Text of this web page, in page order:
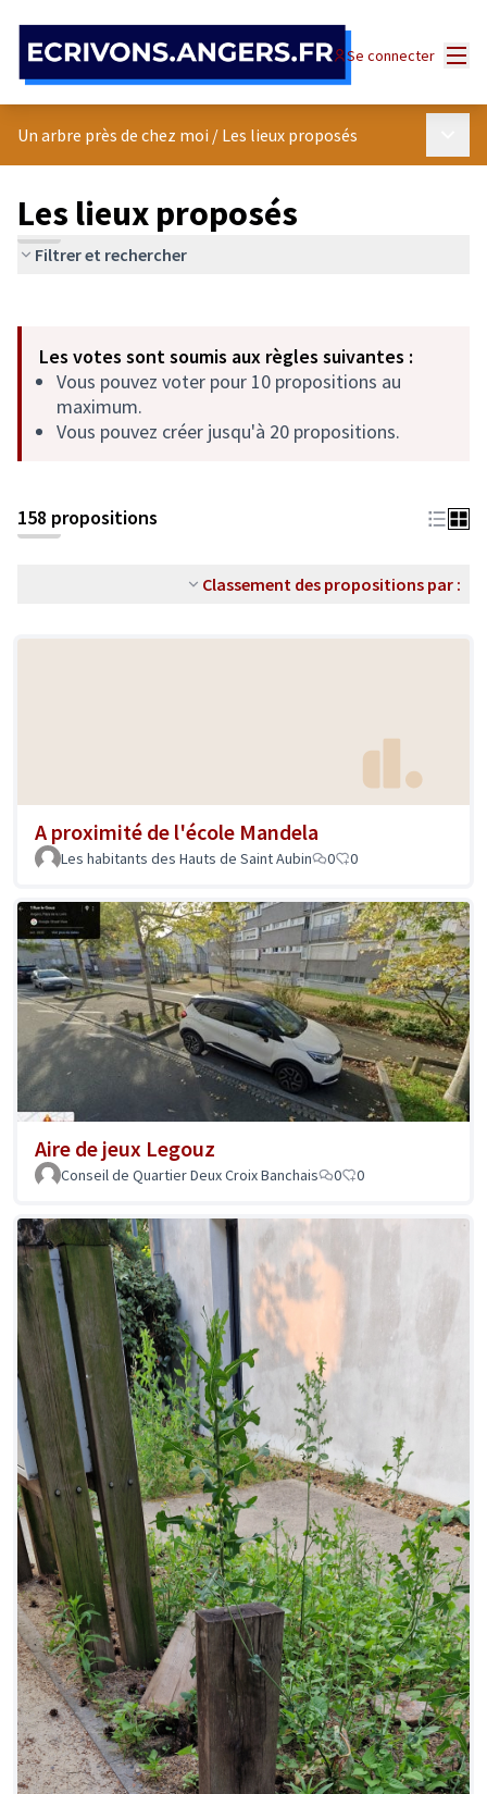
Se connecter
Un arbre près de chez moi / Les lieux proposés
Les lieux proposés
Filtrer et rechercher
−
Les votes sont soumis aux règles suivantes :
Vous pouvez voter pour 10 propositions au
maximum.
Vous pouvez créer jusqu'à 20 propositions.
158 propositions
Classement des propositions par :
A proximité de l'école Mandela
Les habitants des Hauts de Saint Aubin 0 0
Aire de jeux Legouz
Conseil de Quartier Deux Croix Banchais 0 0